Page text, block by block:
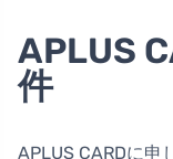
APLUS
件
APLUS CARDに申